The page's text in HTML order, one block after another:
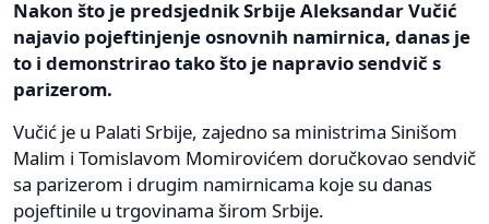
Nakon što je predsjednik Srbije Aleksandar Vučić
najavio pojeftinjenje osnovnih namirnica, danas je
to i demonstrirao tako što je napravio sendvič s
parizerom.
Vučić je u Palati Srbije, zajedno sa ministrima Sinišom
Malim i Tomislavom Momirovićem doručkovao sendvič
sa parizerom i drugim namirnicama koje su danas
pojeftinile u trgovinama širom Srbije.